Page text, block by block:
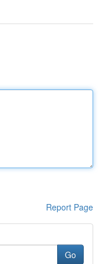
Report Page
Go